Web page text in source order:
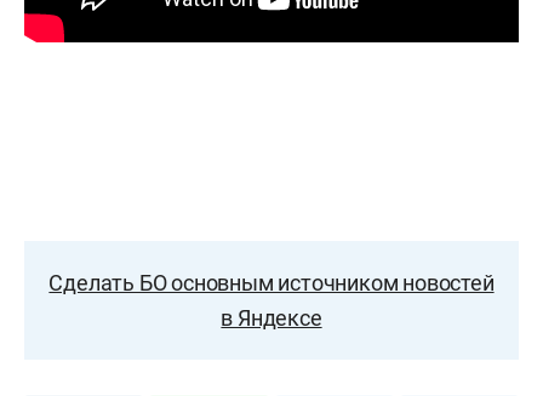
Сделать БО основным источником новостей
в Яндексе